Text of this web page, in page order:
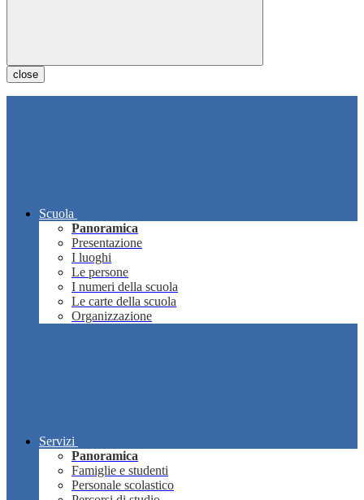
close
Scuola
Panoramica
Presentazione
I luoghi
Le persone
I numeri della scuola
Le carte della scuola
Organizzazione
Servizi
Panoramica
Famiglie e studenti
Personale scolastico